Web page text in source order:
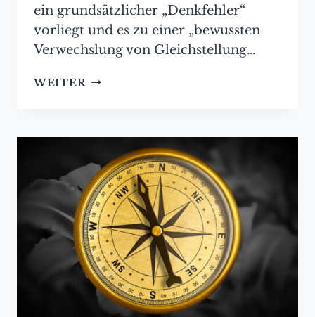
ein grundsätzlicher „Denkfehler“
vorliegt und es zu einer „bewussten
Verwechslung von Gleichstellung…
WEITER [KONTRAFUNK]
–
DER
DENKFEHLER
DER
GLEICHSTELLUNGSPOLITIK